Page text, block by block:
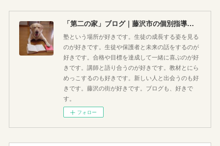
「第二の家」ブログ｜藤沢市の個別指導塾のお話
塾という場所が好きです。生徒の成長する姿を見る
のが好きです。生徒や保護者と未来の話をするのが
好きです。合格や目標を達成して一緒に喜ぶのが好
きです。講師と語り合うのが好きです。教材とにら
めっこするのも好きです。新しい人と出会うのも好
きです。藤沢の街が好きです。ブログも、好きで
す。
フォロー